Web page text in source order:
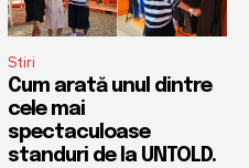
Stiri
Cum arată unul dintre
cele mai
spectaculoase
standuri de la UNTOLD.